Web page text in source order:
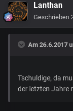
Lanthan
Geschrieben
Am 26.6.2017
Tschuldige, da
der letzten Jahre